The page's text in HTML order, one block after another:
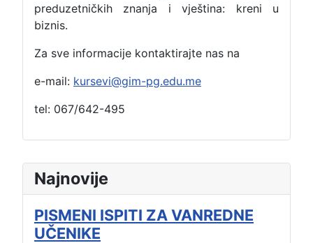
Najnovije
PISMENI ISPITI ZA VANREDNE
UČENIKE
preduzetničkih znanja i vještina: kreni u
biznis.
Za sve informacije kontaktirajte nas na
e-mail: kursevi@gim-pg.edu.me
tel: 067/642-495